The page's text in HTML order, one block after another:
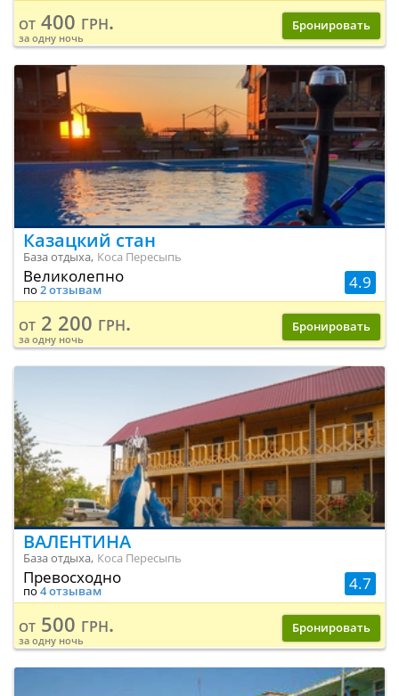
от 400 грн.
за одну ночь
Бронировать
Казацкий стан
База отдыха, Коса Пересыпь
4.9
Великолепно
по 2 отзывам
от 2 200 грн.
за одну ночь
Бронировать
ВАЛЕНТИНА
База отдыха, Коса Пересыпь
4.7
Превосходно
по 4 отзывам
от 500 грн.
за одну ночь
Бронировать